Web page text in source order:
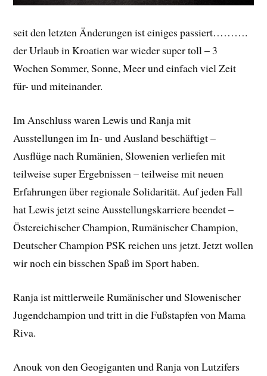
seit den letzten Änderungen ist einiges passiert……….
der Urlaub in Kroatien war wieder super toll – 3
Wochen Sommer, Sonne, Meer und einfach viel Zeit
für- und miteinander.
Im Anschluss waren Lewis und Ranja mit
Ausstellungen im In- und Ausland beschäftigt –
Ausflüge nach Rumänien, Slowenien verliefen mit
teilweise super Ergebnissen – teilweise mit neuen
Erfahrungen über regionale Solidarität. Auf jeden Fall
hat Lewis jetzt seine Ausstellungskarriere beendet –
Östereichischer Champion, Rumänischer Champion,
Deutscher Champion PSK reichen uns jetzt. Jetzt wollen
wir noch ein bisschen Spaß im Sport haben.
Ranja ist mittlerweile Rumänischer und Slowenischer
Jugendchampion und tritt in die Fußstapfen von Mama
Riva.
Anouk von den Geogiganten und Ranja von Lutzifers